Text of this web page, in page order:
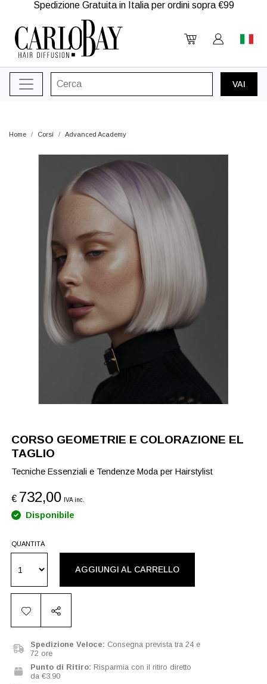
Spedizione Gratuita in Italia per ordini sopra €99
Home Corsi Advanced Academy
CORSO GEOMETRIE E COLORAZIONE EL
TAGLIO
Tecniche Essenziali e Tendenze Moda per Hairstylist
€ 732,00 IVA inc.
Disponibile
QUANTITÀ
AGGIUNGI AL CARRELLO
Spedizione Veloce: Consegna prevista tra 24 e
72 ore
Punto di Ritiro: Risparmia con il ritiro diretto
da €3.90